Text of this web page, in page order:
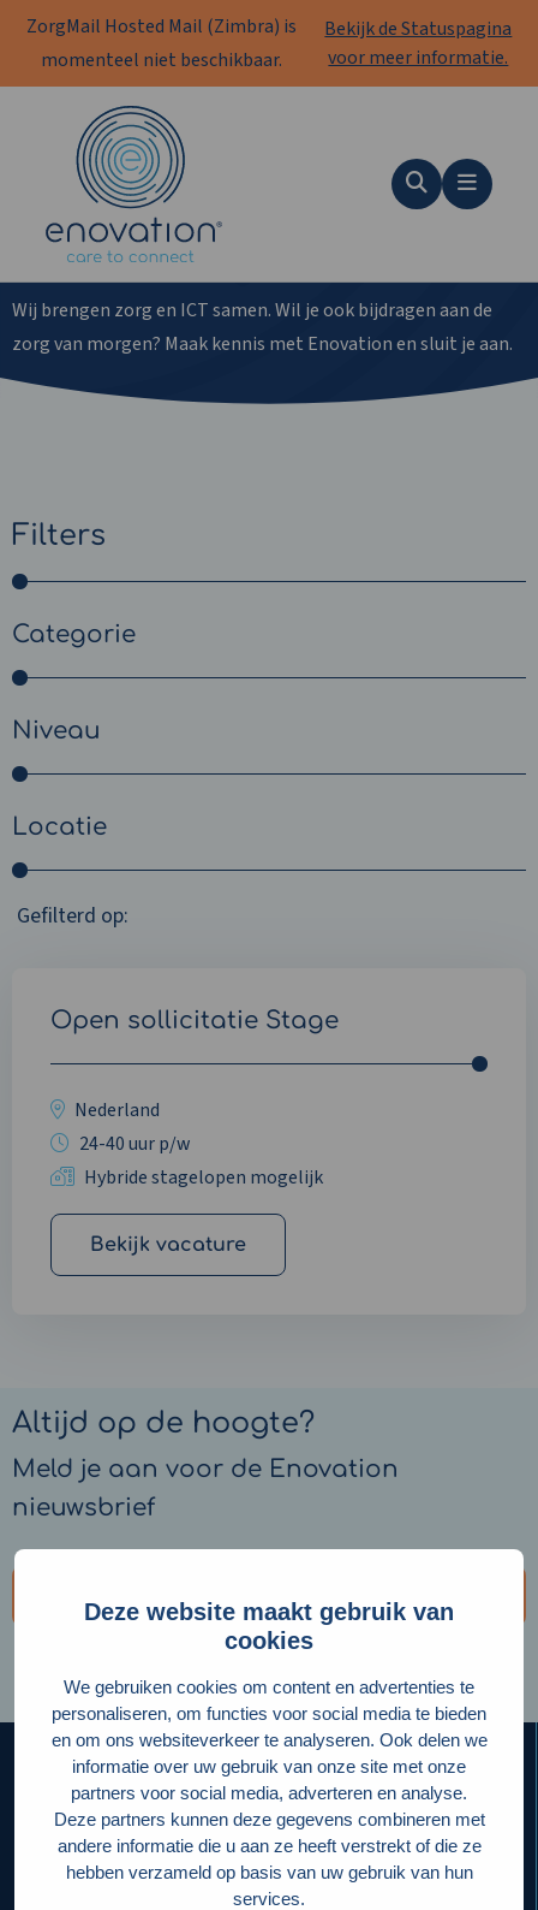
Deze website maakt gebruik van
cookies
We gebruiken cookies om content en advertenties te
personaliseren, om functies voor social media te bieden
en om ons websiteverkeer te analyseren. Ook delen we
informatie over uw gebruik van onze site met onze
partners voor social media, adverteren en analyse.
Deze partners kunnen deze gegevens combineren met
andere informatie die u aan ze heeft verstrekt of die ze
hebben verzameld op basis van uw gebruik van hun
services.
ZorgMail Hosted Mail (Zimbra) is
momenteel niet beschikbaar.
Bekijk de Statuspagina
voor meer informatie.
Enovation
ZoekenMenu
Vacatures
Wij brengen zorg en ICT samen. Wil je ook bijdragen aan de
zorg van morgen? Maak kennis met Enovation en sluit je aan.
Filters
Categorie
Niveau
Locatie
Gefilterd op:
Open sollicitatie Stage
Nederland
24-40 uur p/w
Hybride stagelopen mogelijk
Bekijk vacature
Altijd op de hoogte?
Meld je aan voor de Enovation
nieuwsbrief